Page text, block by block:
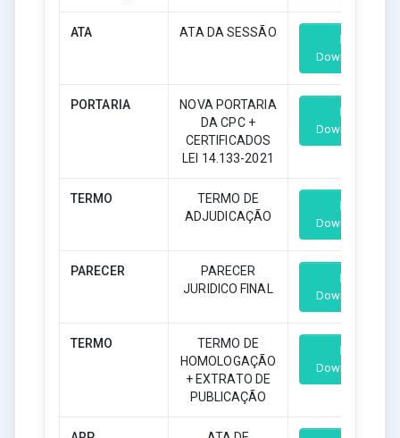
ATA ATA DA SESSÃO
Download
PORTARIA
NOVA PORTARIA
DA CPC +
CERTIFICADOS
LEI 14.133-2021
Download
TERMO
TERMO DE
ADJUDICAÇÃO
Download
PARECER
PARECER
JURIDICO FINAL
Download
TERMO
TERMO DE
HOMOLOGAÇÃO
+ EXTRATO DE
PUBLICAÇÃO
Download